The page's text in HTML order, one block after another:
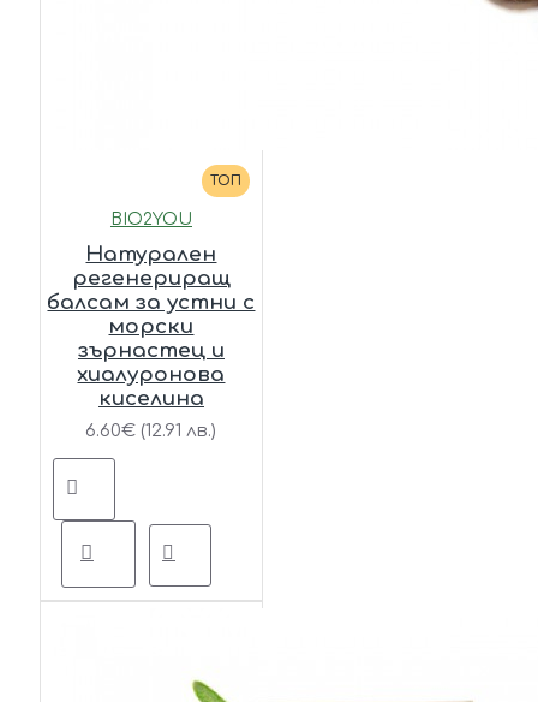
ТОП
BIO2YOU
Натурален
регенериращ
балсам за устни с
морски
зърнастец и
хиалуронова
киселина
6.60€ (12.91 лв.)